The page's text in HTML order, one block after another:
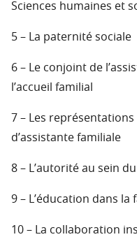
Sciences humaines et
5 – La paternité sociale
6 – Le conjoint de
l’accueil familial
7 – Les
d’assistante familiale
8 – L’autorité au sein
9 – L’éducation dans la
10 – La collaboration